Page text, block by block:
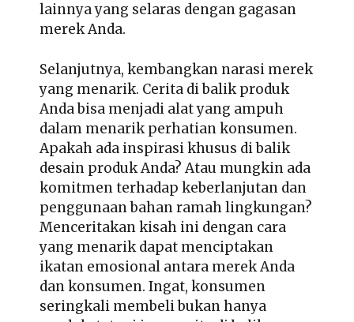
lainnya yang selaras dengan gagasan
merek Anda.
Selanjutnya, kembangkan narasi merek
yang menarik. Cerita di balik produk
Anda bisa menjadi alat yang ampuh
dalam menarik perhatian konsumen.
Apakah ada inspirasi khusus di balik
desain produk Anda? Atau mungkin ada
komitmen terhadap keberlanjutan dan
penggunaan bahan ramah lingkungan?
Menceritakan kisah ini dengan cara
yang menarik dapat menciptakan
ikatan emosional antara merek Anda
dan konsumen. Ingat, konsumen
seringkali membeli bukan hanya